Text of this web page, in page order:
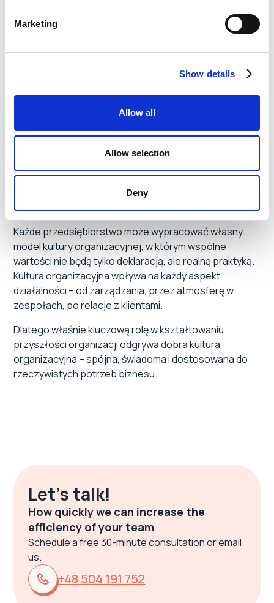
Marketing
Show details
Allow all
Allow selection
Deny
organizacyjnej w
Świadome podejście do kultury to inwestycja w
przyszłość. Pozytywna kultura zwiększa efektywność,
poczucie przynależności.
codziennie i wymaga ciągłej troski. Sama lista wartości
nie wystarczy – potrzebne są mechanizmy, które
wprowadzają je w życie.
Każde przedsiębiorstwo może wypracować własny
model kultury organizacyjnej, w którym wspólne
wartości nie będą tylko deklaracją, ale realną praktyką.
Kultura organizacyjna wpływa na każdy aspekt
działalności – od zarządzania, przez atmosferę w
zespołach, po relacje z klientami.
Dlatego właśnie kluczową rolę w kształtowaniu
przyszłości organizacji odgrywa dobra kultura
organizacyjna – spójna, świadoma i dostosowana do
rzeczywistych potrzeb biznesu.
Let's talk!
How quickly we can increase the
efficiency of your team
Schedule a free 30-minute consultation or email
us.
+48 504 191 752